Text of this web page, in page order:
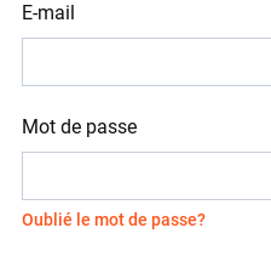
E-mail
Mot de passe
Oublié le mot de passe?